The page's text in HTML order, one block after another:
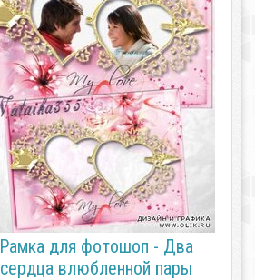
Рамка для фотошоп - Два
сердца влюбленной пары